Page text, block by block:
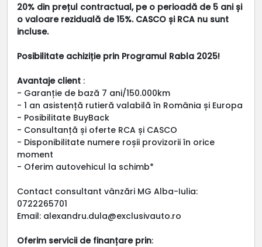
20% din prețul contractual, pe o perioadă de 5 ani și
o valoare reziduală de 15%. CASCO și RCA nu sunt
incluse.
Posibilitate achiziție prin Programul Rabla 2025!
Avantaje client :
- Garanție de bază 7 ani/150.000km
- 1 an asistență rutieră valabilă în România și Europa
- Posibilitate BuyBack
- Consultanță și oferte RCA și CASCO
- Disponibilitate numere roșii provizorii în orice
moment
- Oferim autovehicul la schimb*
Contact consultant vânzări MG Alba-Iulia:
0722265701
Email: alexandru.dula@exclusivauto.ro
Oferim servicii de finanțare prin: